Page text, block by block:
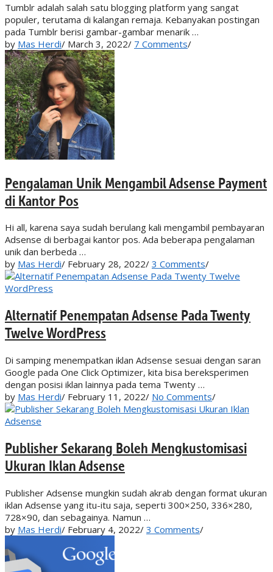
Tumblr adalah salah satu blogging platform yang sangat
populer, terutama di kalangan remaja. Kebanyakan postingan
pada Tumblr berisi gambar-gambar menarik …
by Mas Herdi/ March 3, 2022/ 7 Comments/
Pengalaman Unik Mengambil Adsense Payment
di Kantor Pos
Hi all, karena saya sudah berulang kali mengambil pembayaran
Adsense di berbagai kantor pos. Ada beberapa pengalaman
unik dan berbeda …
by Mas Herdi/ February 28, 2022/ 3 Comments/
Alternatif Penempatan Adsense Pada Twenty
Twelve WordPress
Di samping menempatkan iklan Adsense sesuai dengan saran
Google pada One Click Optimizer, kita bisa bereksperimen
dengan posisi iklan lainnya pada tema Twenty …
by Mas Herdi/ February 11, 2022/ No Comments/
Publisher Sekarang Boleh Mengkustomisasi
Ukuran Iklan Adsense
Publisher Adsense mungkin sudah akrab dengan format ukuran
iklan Adsense yang itu-itu saja, seperti 300×250, 336×280,
728×90, dan sebagainya. Namun …
by Mas Herdi/ February 4, 2022/ 3 Comments/